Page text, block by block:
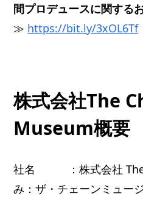
間プロデュースに関する
≫ https://bit.ly/3xOL6Tf
株式会社The
Museum概要
社名 ：株式会社 The
み：ザ・チェーンミュージ